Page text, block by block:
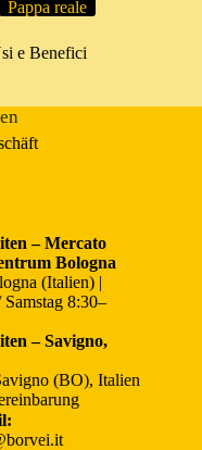
Pappa reale
e Benefici
– Mercato
Bologna
(Italien) |
8:30–
– Savigno,
(BO), Italien